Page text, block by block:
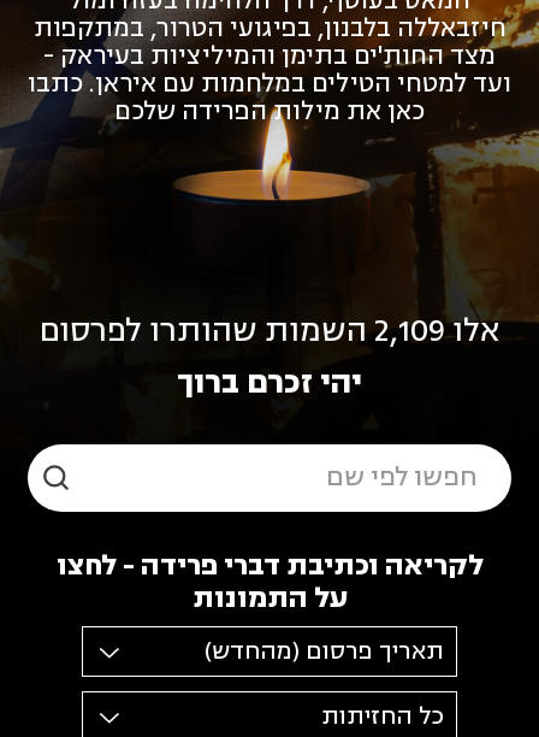
חיזבאללה בלבנון, בפיגועי הטרור, במתקפות
מצד החות'ים בתימן והמיליציות בעיראק -
ועד למטחי הטילים במלחמות עם איראן. כתבו
כאן את מילות הפרידה שלכם
אלו 2,109 השמות שהותרו לפרסום
יהי זכרם ברוך
לקריאה וכתיבת דברי פרידה - לחצו
על התמונות
תאריך פרסום (מהחדש)
כל החזיתות